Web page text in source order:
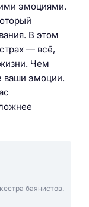
эмоциями.
В этом
— всё,
Чем
ваши эмоции.
баянистов.